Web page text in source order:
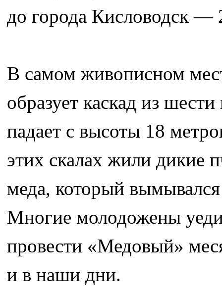
до города Кисловодск —
В самом живописном
образует каскад из
падает с высоты 18
этих скалах жили дикие
меда, который вымывался
Многие молодожены
провести «Медовый»
и в наши дни.